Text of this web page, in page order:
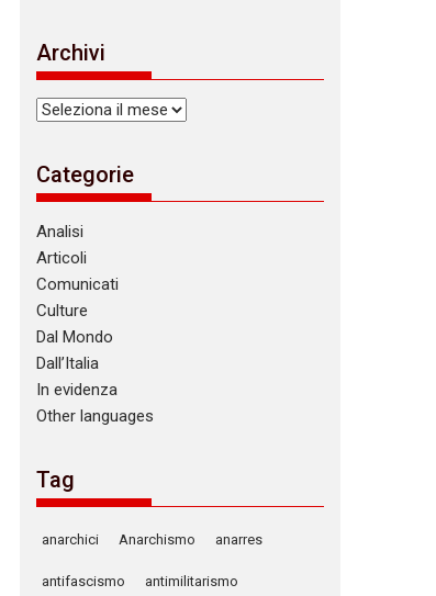
Archivi
Archivi
Categorie
Analisi
Articoli
Comunicati
Culture
Dal Mondo
Dall’Italia
In evidenza
Other languages
Tag
anarchici Anarchismo anarres
antifascismo antimilitarismo